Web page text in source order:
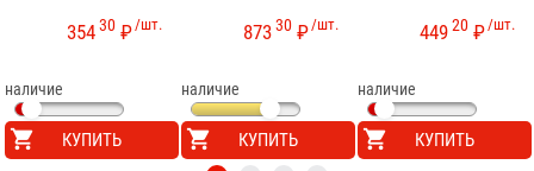
/шт.
35430 ₽
наличие
КУПИТЬ
/шт.
87330 ₽
наличие
КУПИТЬ
/шт.
44920 ₽
наличие
КУПИТЬ